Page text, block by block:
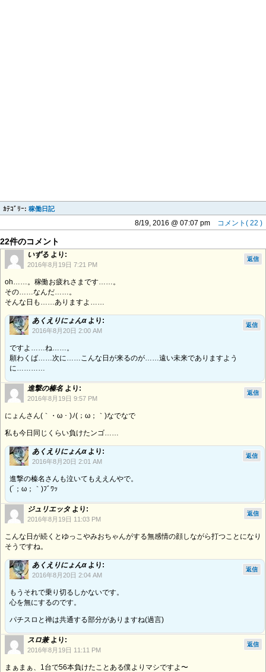
ｶﾃｺﾞﾘｰ: 稼働日記
8/19, 2016 @ 07:07 pm コメント( 22 )
22件のコメント
いずる より:
2016年8月19日 7:21 PM
oh……。稼働お疲れさまです……。
その……なんだ……。
そんな日も……ありますよ……
返信
あくえりにょんα より:
2016年8月20日 2:00 AM
ですよ……ね……。
願わくば……次に……こんな日が来るのが……遠い未来でありますよう
に…………
返信
進撃の榛名 より:
2016年8月19日 9:57 PM
にょんさん(｀・ω・)ﾉ(；ω；｀)なでなで
私も今日同じくらい負けたンゴ……
返信
あくえりにょんα より:
2016年8月20日 2:01 AM
進撃の榛名さんも泣いてもええんやで。
(´；ω；｀)ﾌﾞﾜｯ
返信
ジュリエッタ より:
2016年8月19日 11:03 PM
こんな日が続くとゆっこやみおちゃんがする無感情の顔しながら打つことになり
そうですね。
返信
あくえりにょんα より:
2016年8月20日 2:04 AM
もうそれで乗り切るしかないです。
心を無にするのです。
パチスロと禅は共通する部分がありますね(過言)
返信
スロ兼 より:
2016年8月19日 11:11 PM
まぁまぁ、1台で56本負けたことある僕よりマシですよ〜
返信